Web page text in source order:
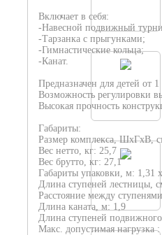
Включает в себя:
-Навесной подвижный
-Тарзанка с прыгунками;
-Гимнастические кольца;
-Канат.
Предназначен для детей от
Возможность регулировки
Высокая прочность
Габариты:
Размер комплекса, ШхГхВ,
Вес нетто, кг: 25,7
Вес брутто, кг: 27,1
Габариты упаковки, м: 1,31
Длина ступеней лестницы,
Расстояние между
Длина каната, м: 1,9
Длина ступеней
Макс. допустимая нагрузка :